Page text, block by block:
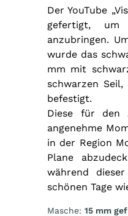
Der YouTube
gefertigt, um
anzubringen.
wurde das
mm mit
schwarzen
befestigt.
Diese für den
angenehme
in der Region
Plane
während
schönen Tage
Masche: 15 mm